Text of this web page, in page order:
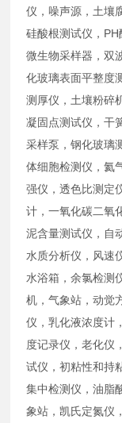
仪，噪声源，土壤
硅酸根测试仪，
微生物采样器，双
化玻璃表面平整度
测厚仪，土壤粉碎
凝固点测试仪，干
采样泵，钢化玻璃
体细胞检测仪，氦
强仪，透色比测定
计，一氧化碳二氧
泥含量测试仪，自
水质分析仪，风速
水浴箱，余氯检测
机，气象站，动觉
仪，乳化液浓度计
度记录仪，老化仪
试仪，初粘性和持
集中检测仪，油脂
象站，凯氏定氮仪